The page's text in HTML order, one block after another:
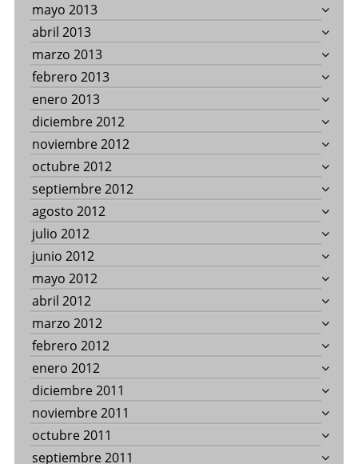
mayo 2013
abril 2013
marzo 2013
febrero 2013
enero 2013
diciembre 2012
noviembre 2012
octubre 2012
septiembre 2012
agosto 2012
julio 2012
junio 2012
mayo 2012
abril 2012
marzo 2012
febrero 2012
enero 2012
diciembre 2011
noviembre 2011
octubre 2011
septiembre 2011